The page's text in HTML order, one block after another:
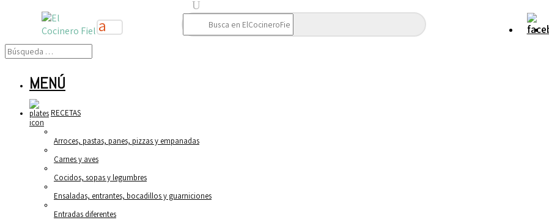
Buscar:
MENÚ
RECETAS
Arroces, pastas, panes, pizzas y empanadas
Carnes y aves
Cocidos, sopas y legumbres
Ensaladas, entrantes, bocadillos y guarniciones
Entradas diferentes